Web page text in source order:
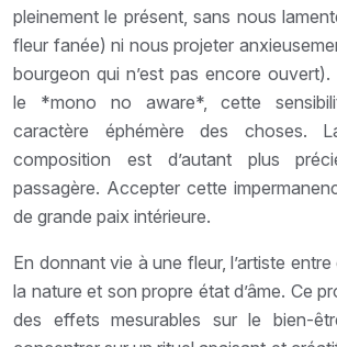
pleinement le présent, sans nous
fleur fanée) ni nous projeter
bourgeon qui n’est pas encore ouvert).
le *mono no aware*, cette
caractère éphémère des choses.
composition est d’autant plus
passagère. Accepter cette
de grande paix intérieure.
En donnant vie à une fleur, l’artiste
la nature et son propre état d’âme. Ce
des effets mesurables sur le bien-